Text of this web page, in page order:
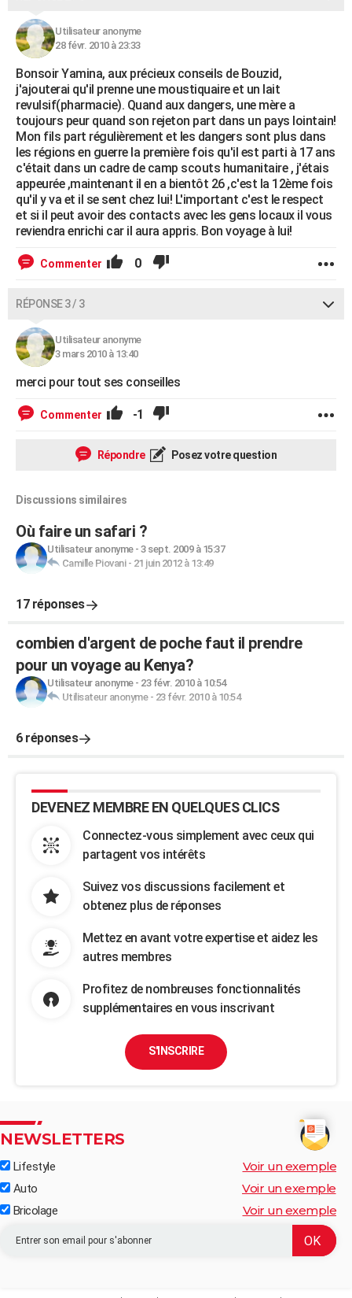
Utilisateur anonyme
28 févr. 2010 à 23:33
Bonsoir Yamina, aux précieux conseils de Bouzid,
j'ajouterai qu'il prenne une moustiquaire et un lait
revulsif(pharmacie). Quand aux dangers, une mère a
toujours peur quand son rejeton part dans un pays lointain!
Mon fils part régulièrement et les dangers sont plus dans
les régions en guerre la première fois qu'il est parti à 17 ans
c'était dans un cadre de camp scouts humanitaire , j'étais
appeurée ,maintenant il en a bientôt 26 ,c'est la 12ème fois
qu'il y va et il se sent chez lui! L'important c'est le respect
et si il peut avoir des contacts avec les gens locaux il vous
reviendra enrichi car il aura appris. Bon voyage à lui!
Commenter 0
RÉPONSE 3 / 3
Utilisateur anonyme
3 mars 2010 à 13:40
merci pour tout ses conseilles
Commenter -1
Répondre Posez votre question
Discussions similaires
Où faire un safari ?
Utilisateur anonyme- 3 sept. 2009 à 15:37
Camille Piovani- 21 juin 2012 à 13:49
17 réponses
combien d'argent de poche faut il prendre
pour un voyage au Kenya?
Utilisateur anonyme- 23 févr. 2010 à 10:54
Utilisateur anonyme- 23 févr. 2010 à 10:54
6 réponses
DEVENEZ MEMBRE EN QUELQUES CLICS
Connectez-vous simplement avec ceux qui
partagent vos intérêts
Suivez vos discussions facilement et
obtenez plus de réponses
Mettez en avant votre expertise et aidez les
autres membres
Profitez de nombreuses fonctionnalités
supplémentaires en vous inscrivant
S'INSCRIRE
NEWSLETTERS
Lifestyle Voir un exemple
Auto Voir un exemple
Bricolage Voir un exemple